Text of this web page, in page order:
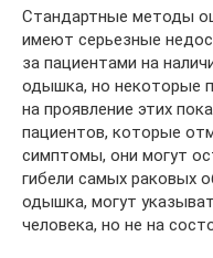
Стандартные методы
имеют серьезные
за пациентами на
одышка, но некоторые
на проявление этих
пациентов, которые
симптомы, они могут
гибели самых раковых
одышка, могут
человека, но не на